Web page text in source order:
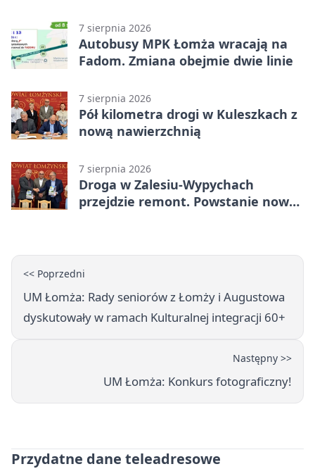
7 sierpnia 2026
Autobusy MPK Łomża wracają na
Fadom. Zmiana obejmie dwie linie
7 sierpnia 2026
Pół kilometra drogi w Kuleszkach z
nową nawierzchnią
7 sierpnia 2026
Droga w Zalesiu-Wypychach
przejdzie remont. Powstanie nowa
<< Poprzedni
UM Łomża: Rady seniorów z Łomży i Augustowa
dyskutowały w ramach Kulturalnej integracji 60+
Następny >>
UM Łomża: Konkurs fotograficzny!
Przydatne dane teleadresowe